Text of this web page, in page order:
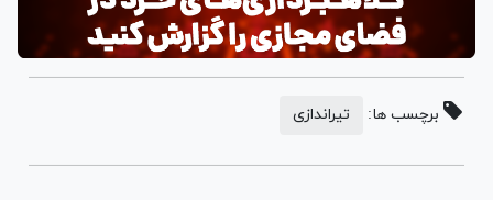
برچسب ها: تیراندازی